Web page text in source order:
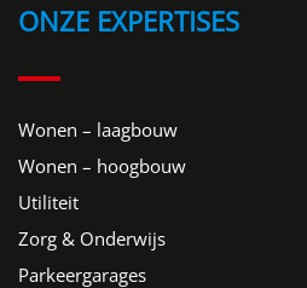
ONZE EXPERTISES
Wonen – laagbouw
Wonen – hoogbouw
Utiliteit
Zorg & Onderwijs
Parkeergarages